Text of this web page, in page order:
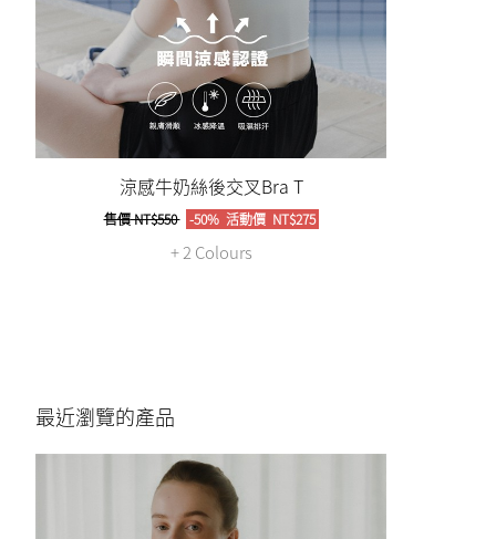
涼感牛奶絲後交叉Bra T
售價NT$550 -50% 活動價NT$275
+ 2 Colours
最近瀏覽的產品